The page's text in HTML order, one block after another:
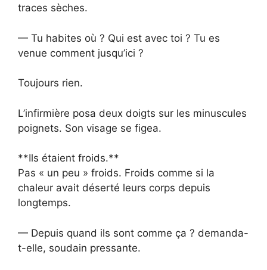
traces sèches.
— Tu habites où ? Qui est avec toi ? Tu es
venue comment jusqu’ici ?
Toujours rien.
L’infirmière posa deux doigts sur les minuscules
poignets. Son visage se figea.
**Ils étaient froids.**
Pas « un peu » froids. Froids comme si la
chaleur avait déserté leurs corps depuis
longtemps.
— Depuis quand ils sont comme ça ? demanda-
t-elle, soudain pressante.